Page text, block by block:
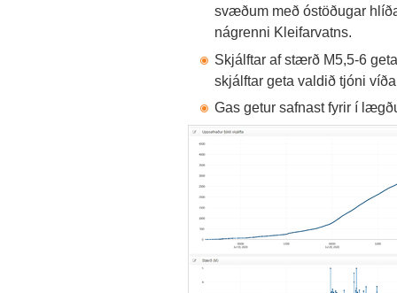
svæðum með óstöðugar
nágrenni Kleifarvatns.
Skjálftar af stærð M5,5-6
skjálftar geta valdið tjóni
Gas getur safnast fyrir í